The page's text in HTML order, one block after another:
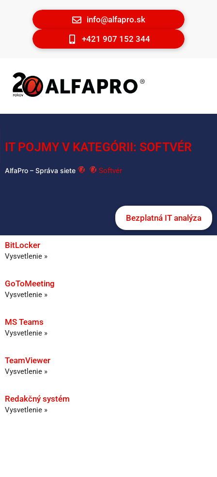
info@alfapro.sk
+421 907 152 344
IT POJMY V KATEGÓRII: SOFTVÉR
AlfaPro – Správa siete Softvér
Bezplatná IT analýza
BitLocker
Vysvetlenie »
GoToMeeting
Vysvetlenie »
MS Teams
Vysvetlenie »
TeamViewer
Vysvetlenie »
Redakčný systém
Vysvetlenie »